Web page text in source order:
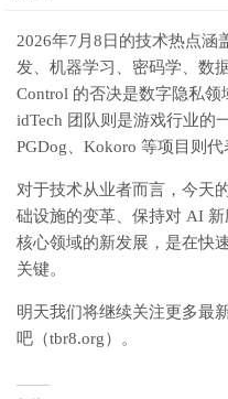
2026年7月8日的技术热点涵
发、机器学习、密码学、数
Control 的否决是数字隐私
idTech 团队则是游戏行业的
PGDog、Kokoro 等项目则
对于技术从业者而言，今天
础设施的变革、保持对 AI
核心领域的新发展，是在快
关键。
明天我们将继续关注更多最
吧（tbr8.org）。